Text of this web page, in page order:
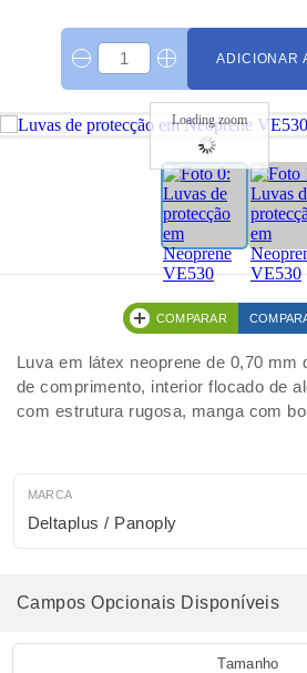
ADICIONAR
Loading zoom
COMPARAR
Luva em látex neoprene de 0,70 mm
de comprimento, interior flocado de
com estrutura rugosa, manga com
MARCA
Deltaplus / Panoply
Campos Opcionais Disponíveis
Tamanho